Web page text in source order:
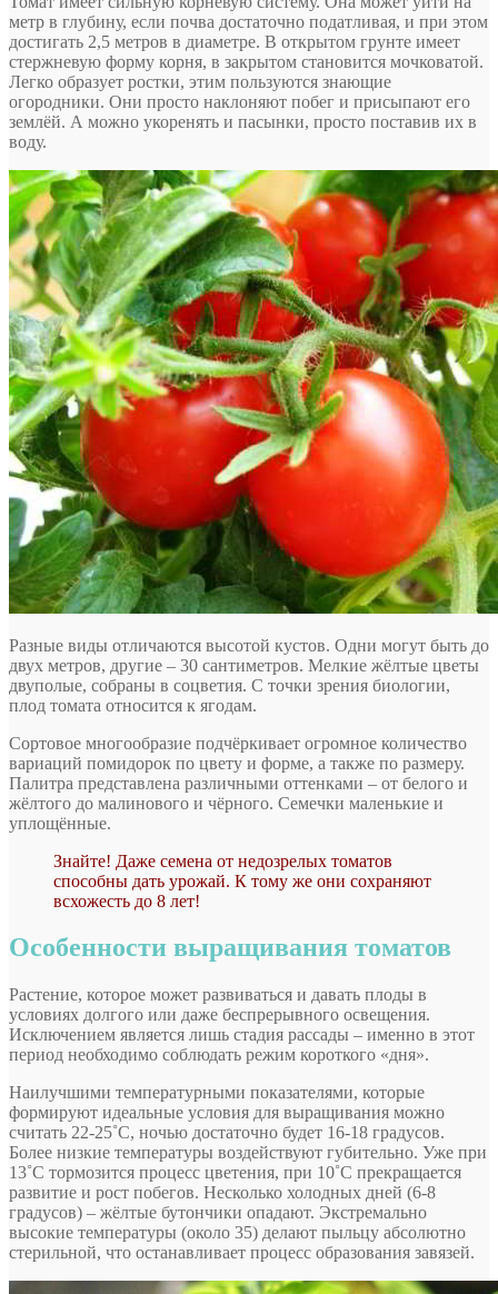
метр в глубину, если почва достаточно податливая, и при этом
достигать 2,5 метров в диаметре. В открытом грунте имеет
стержневую форму корня, в закрытом становится мочковатой.
Легко образует ростки, этим пользуются знающие
огородники. Они просто наклоняют побег и присыпают его
землёй. А можно укоренять и пасынки, просто поставив их в
воду.
Разные виды отличаются высотой кустов. Одни могут быть до
двух метров, другие – 30 сантиметров. Мелкие жёлтые цветы
двуполые, собраны в соцветия. С точки зрения биологии,
плод томата относится к ягодам.
Сортовое многообразие подчёркивает огромное количество
вариаций помидорок по цвету и форме, а также по размеру.
Палитра представлена различными оттенками – от белого и
жёлтого до малинового и чёрного. Семечки маленькие и
уплощённые.
Знайте! Даже семена от недозрелых томатов
способны дать урожай. К тому же они сохраняют
всхожесть до 8 лет!
Особенности выращивания томатов
Растение, которое может развиваться и давать плоды в
условиях долгого или даже беспрерывного освещения.
Исключением является лишь стадия рассады – именно в этот
период необходимо соблюдать режим короткого «дня».
Наилучшими температурными показателями, которые
формируют идеальные условия для выращивания можно
считать 22-25˚С, ночью достаточно будет 16-18 градусов.
Более низкие температуры воздействуют губительно. Уже при
13˚С тормозится процесс цветения, при 10˚С прекращается
развитие и рост побегов. Несколько холодных дней (6-8
градусов) – жёлтые бутончики опадают. Экстремально
высокие температуры (около 35) делают пыльцу абсолютно
стерильной, что останавливает процесс образования завязей.